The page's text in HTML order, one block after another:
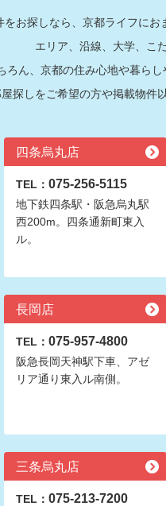
をお探しなら、京都ライフに
エリア、沿線、大学、こ
ろん、京都の住み心地や暮ら
探しをご希望の方や掲載物件
四条烏丸店
TEL： 075-256-5115
地下鉄四条駅・阪急烏丸駅
西200m。四条通新町東入
ル。
長岡店
TEL： 075-957-4800
阪急長岡天神駅下車、アゼ
リア通り東入ル南側。
三条烏丸店
TEL： 075-213-7200